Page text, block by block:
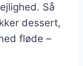
Så
dessert,
fløde –